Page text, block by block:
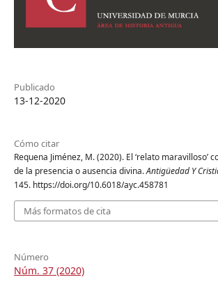
Publicado
13-12-2020
Cómo citar
Requena Jiménez, M. (2020). El ‘relato maravilloso’
de la presencia o ausencia divina.Antigüedad Y
145. https://doi.org/10.6018/ayc.458781
Más formatos de cita
Número
Núm. 37 (2020)